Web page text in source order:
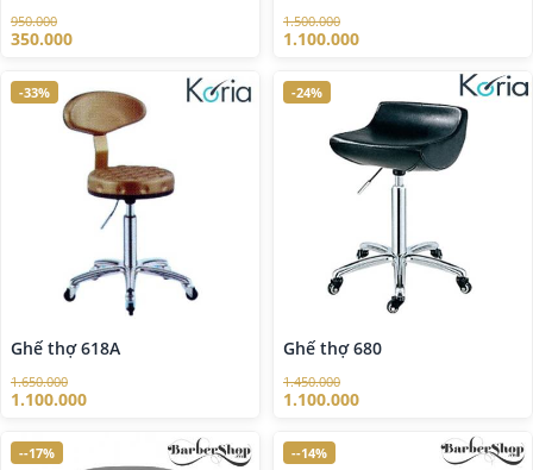
950.000
350.000
1.500.000
1.100.000
-33%
Ghế thợ 618A
1.650.000
1.100.000
-24%
Ghế thợ 680
1.450.000
1.100.000
--17% --14%